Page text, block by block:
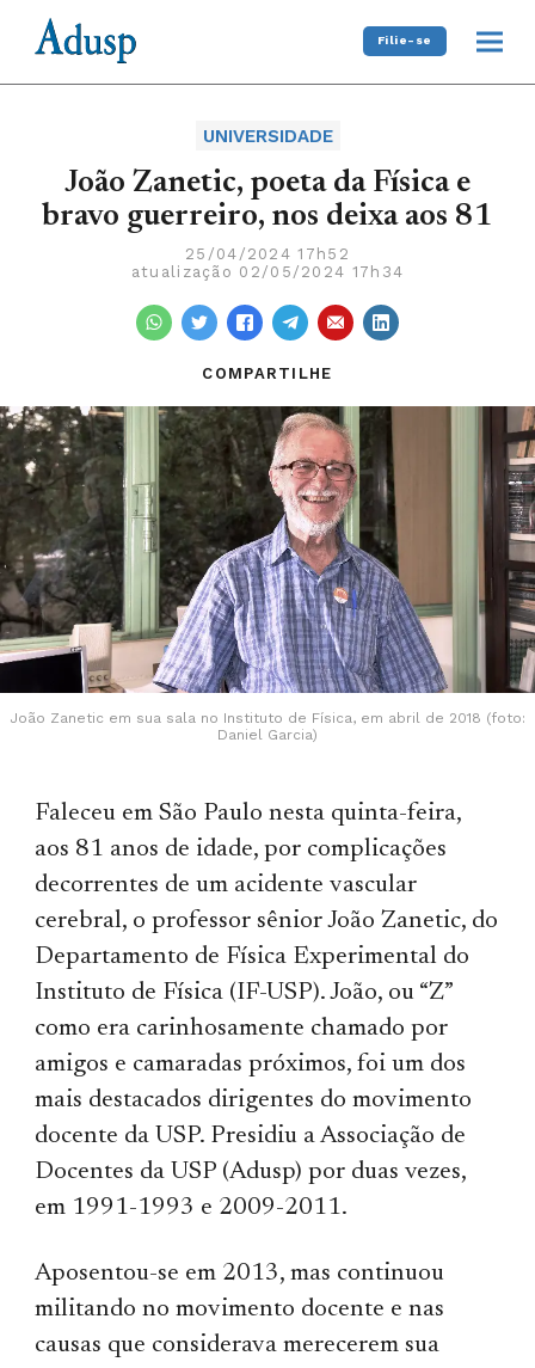
Filie-se
UNIVERSIDADE
João Zanetic, poeta da Física e
bravo guerreiro, nos deixa aos 81
25/04/2024 17h52
atualização 02/05/2024 17h34
COMPARTILHE
João Zanetic em sua sala no Instituto de Física, em abril de 2018 (foto:
Daniel Garcia)
Faleceu em São Paulo nesta quinta-feira,
aos 81 anos de idade, por complicações
decorrentes de um acidente vascular
cerebral, o professor sênior João Zanetic, do
Departamento de Física Experimental do
Instituto de Física (IF-USP). João, ou “Z”
como era carinhosamente chamado por
amigos e camaradas próximos, foi um dos
mais destacados dirigentes do movimento
docente da USP. Presidiu a Associação de
Docentes da USP (Adusp) por duas vezes,
em 1991-1993 e 2009-2011.
Aposentou-se em 2013, mas continuou
militando no movimento docente e nas
causas que considerava merecerem sua